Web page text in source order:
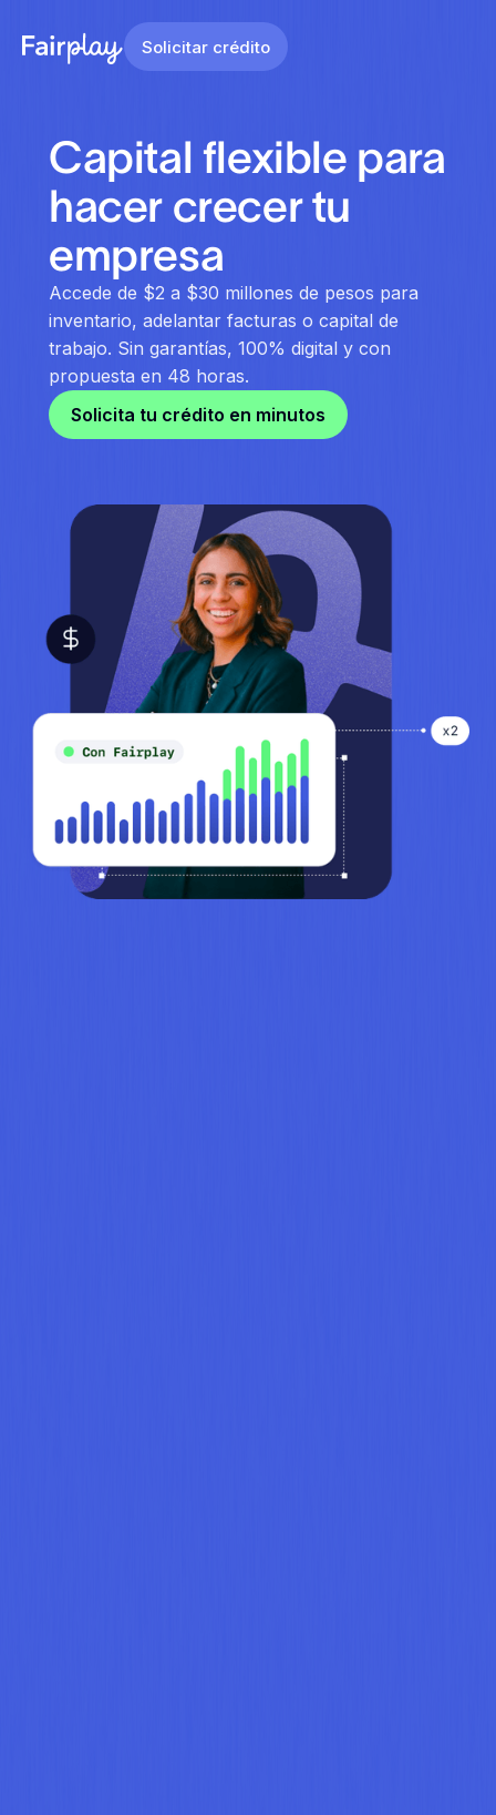
Solicitar crédito
Capital flexible para
hacer crecer tu
empresa
Accede de $2 a $30 millones de pesos para
inventario, adelantar facturas o capital de
trabajo. Sin garantías, 100% digital y con
propuesta en 48 horas.
Solicita tu crédito en minutos